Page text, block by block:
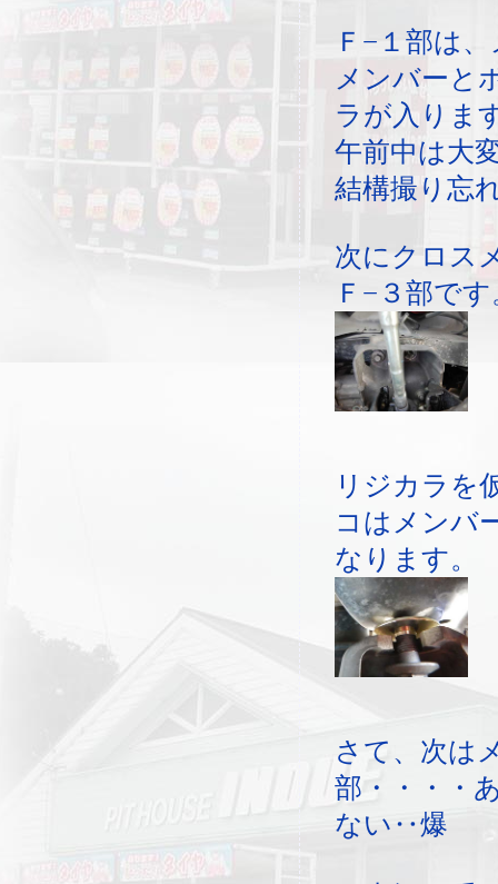
Ｆ−１部は
メンバーと
ラが入りま
午前中は大
結構撮り忘
次にクロス
Ｆ−３部です
リジカラを
コはメンバ
なります。
さて、次は
部・・・・
ない‥爆